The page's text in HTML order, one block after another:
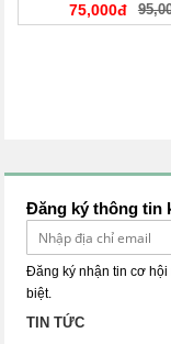
75,000đ
Đăng ký thông tin
Đăng ký nhận tin cơ
biệt.
TIN TỨC